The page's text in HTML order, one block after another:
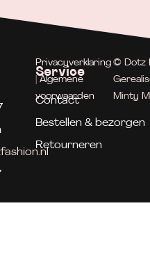
Service
Contact
Bestellen & bezorgen
Retourneren
Privacyverklaring
| Algemene
voorwaarden
© Dotz
Minty